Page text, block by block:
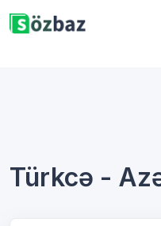
Türkcə -